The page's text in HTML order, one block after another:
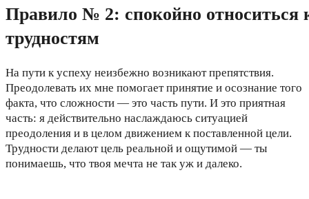
Правило № 2: спокойно относиться
трудностям
На пути к успеху неизбежно возникают препятствия.
Преодолевать их мне помогает принятие и осознание того
факта, что сложности — это часть пути. И это приятная
часть: я действительно наслаждаюсь ситуацией
преодоления и в целом движением к поставленной цели.
Трудности делают цель реальной и ощутимой — ты
понимаешь, что твоя мечта не так уж и далеко.